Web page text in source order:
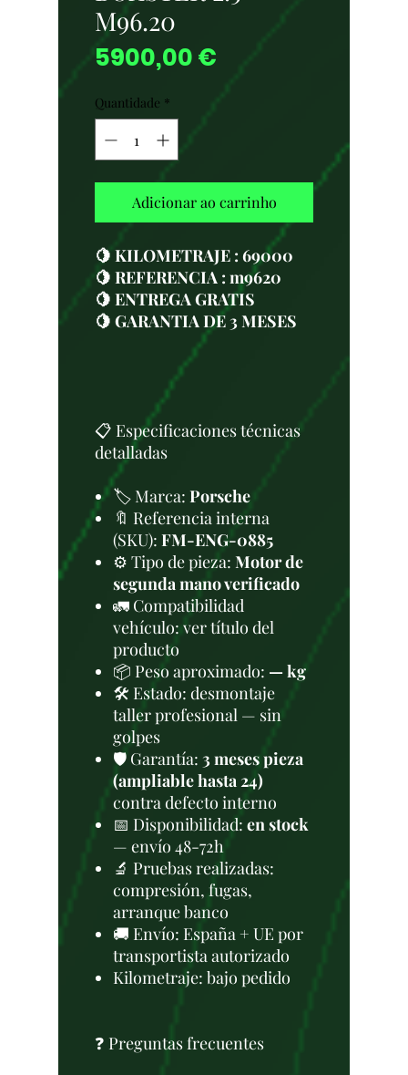
M96.20
5900,00 € Preço
Quantidade *
Adicionar ao carrinho
🍋 KILOMETRAJE : 69000
🍋 REFERENCIA : m9620
🍋 ENTREGA GRATIS
🍋 GARANTIA DE 3 MESES
📋 Especificaciones técnicas
detalladas
🏷️ Marca: Porsche
🔖 Referencia interna
(SKU): FM-ENG-0885
⚙️ Tipo de pieza: Motor de
segunda mano verificado
🚛 Compatibilidad
vehículo: ver título del
producto
📦 Peso aproximado: — kg
🛠 Estado: desmontaje
taller profesional — sin
golpes
🛡️ Garantía: 3 meses pieza
(ampliable hasta 24)
contra defecto interno
📅 Disponibilidad: en stock
— envío 48-72h
🔬 Pruebas realizadas:
compresión, fugas,
arranque banco
🚚 Envío: España + UE por
transportista autorizado
Kilometraje: bajo pedido
❓ Preguntas frecuentes